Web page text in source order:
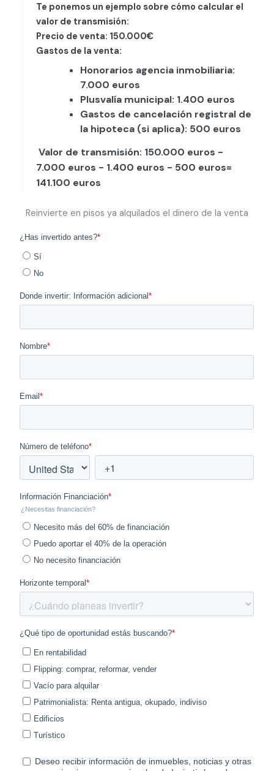
Te ponemos un ejemplo sobre cómo calcular el
valor de transmisión:
Precio de venta: 150.000€
Gastos de la venta:
Honorarios agencia inmobiliaria:
7.000 euros
Plusvalía municipal: 1.400 euros
Gastos de cancelación registral de
la hipoteca (si aplica): 500 euros
Valor de transmisión: 150.000 euros -
7.000 euros - 1.400 euros - 500 euros=
141.100 euros
Reinvierte en pisos ya alquilados el dinero de la venta